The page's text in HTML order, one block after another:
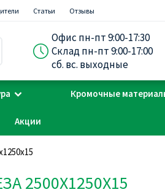
Статьи Отзывы
Офис пн-пт 9:00-17:30
Склад пн-пт 9:00-17:00
сб. вс. выходные
Кромочные
Акции
2500Х1250Х15